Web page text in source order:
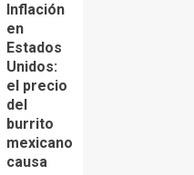
Inflación
en
Estados
Unidos:
el precio
del
burrito
mexicano
causa